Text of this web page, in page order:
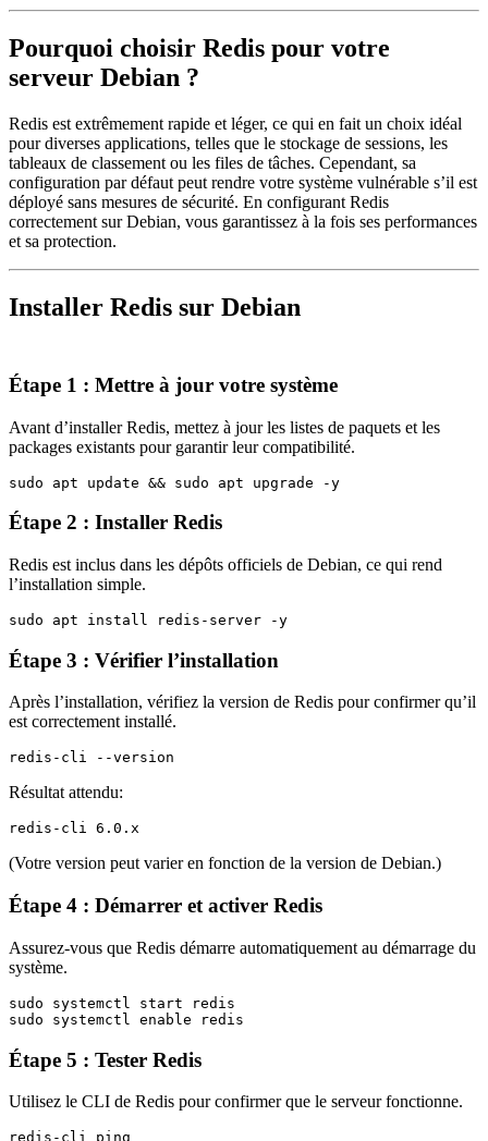
Pourquoi choisir Redis pour votre
serveur Debian ?
Redis est extrêmement rapide et léger, ce qui en fait un choix idéal
pour diverses applications, telles que le stockage de sessions, les
tableaux de classement ou les files de tâches. Cependant, sa
configuration par défaut peut rendre votre système vulnérable s’il est
déployé sans mesures de sécurité. En configurant Redis
correctement sur Debian, vous garantissez à la fois ses performances
et sa protection.
Installer Redis sur Debian
Étape 1 : Mettre à jour votre système
Avant d’installer Redis, mettez à jour les listes de paquets et les
packages existants pour garantir leur compatibilité.
Étape 2 : Installer Redis
Redis est inclus dans les dépôts officiels de Debian, ce qui rend
l’installation simple.
Étape 3 : Vérifier l’installation
Après l’installation, vérifiez la version de Redis pour confirmer qu’il
est correctement installé.
Résultat attendu:
(Votre version peut varier en fonction de la version de Debian.)
Étape 4 : Démarrer et activer Redis
Assurez-vous que Redis démarre automatiquement au démarrage du
système.
sudo systemctl start redis
Étape 5 : Tester Redis
Utilisez le CLI de Redis pour confirmer que le serveur fonctionne.